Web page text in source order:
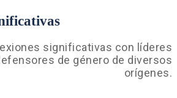
significativas con líderes
de género de diversos
orígenes.